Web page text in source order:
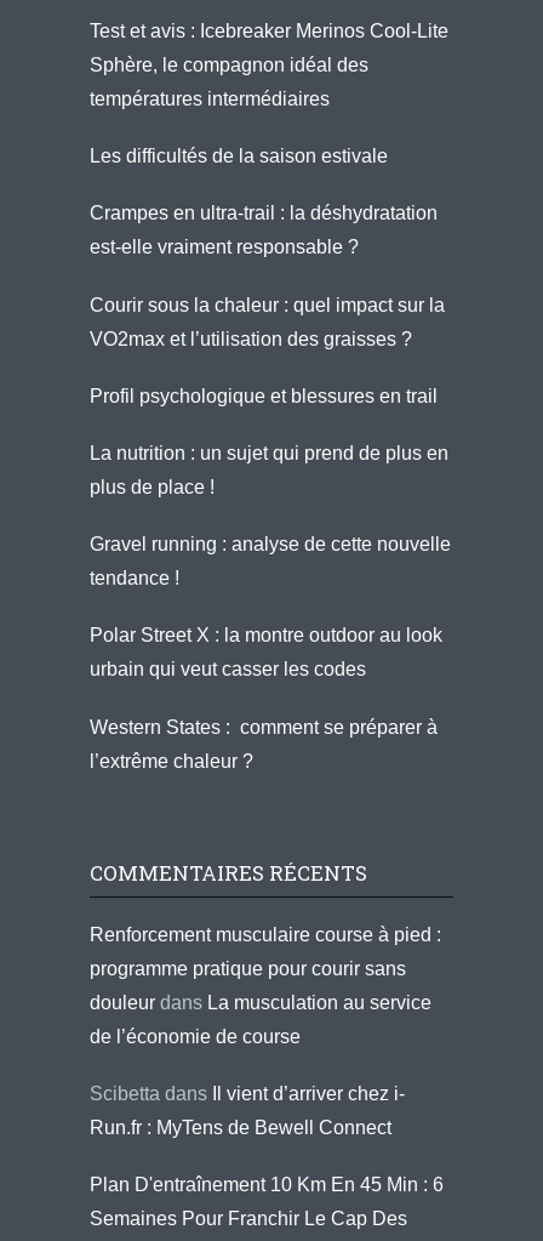
Test et avis : Icebreaker Merinos Cool-Lite
Sphère, le compagnon idéal des
températures intermédiaires
Les difficultés de la saison estivale
Crampes en ultra-trail : la déshydratation
est-elle vraiment responsable ?
Courir sous la chaleur : quel impact sur la
VO2max et l’utilisation des graisses ?
Profil psychologique et blessures en trail
La nutrition : un sujet qui prend de plus en
plus de place !
Gravel running : analyse de cette nouvelle
tendance !
Polar Street X : la montre outdoor au look
urbain qui veut casser les codes
Western States : comment se préparer à
l’extrême chaleur ?
COMMENTAIRES RÉCENTS
Renforcement musculaire course à pied :
programme pratique pour courir sans
douleur dans La musculation au service
de l’économie de course
Scibetta dans
Il vient d’arriver chez i-
Run.fr : MyTens de Bewell Connect
Plan D'entraînement 10 Km En 45 Min : 6
Semaines Pour Franchir Le Cap Des